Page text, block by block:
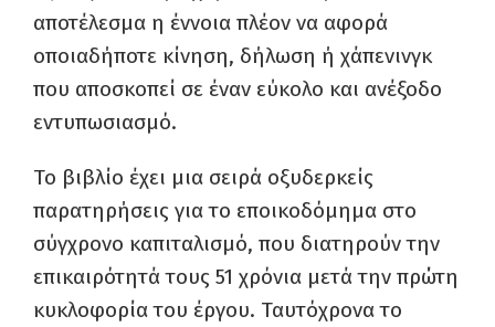
αποτέλεσμα η έννοια πλέον να αφορά
οποιαδήποτε κίνηση, δήλωση ή χάπενινγκ
που αποσκοπεί σε έναν εύκολο και ανέξοδο
εντυπωσιασμό.
Το βιβλίο έχει μια σειρά οξυδερκείς
παρατηρήσεις για το εποικοδόμημα στο
σύγχρονο καπιταλισμό, που διατηρούν την
επικαιρότητά τους 51 χρόνια μετά την πρώτη
κυκλοφορία του έργου. Ταυτόχρονα το